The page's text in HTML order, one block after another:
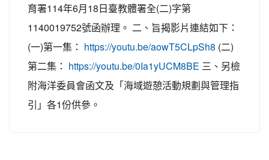
育署114年6月18日臺教體署全(二)字第
1140019752號函辦理。 二、旨揭影片連結如下：
(一)第一集：
https://youtu.be/aowT5CLpSh8 (二)
第二集：
https://youtu.be/0Ia1yUCM8BE 三、另檢
附海洋委員會函文及「海域遊憩活動規劃與管理指
引」各1份供參。